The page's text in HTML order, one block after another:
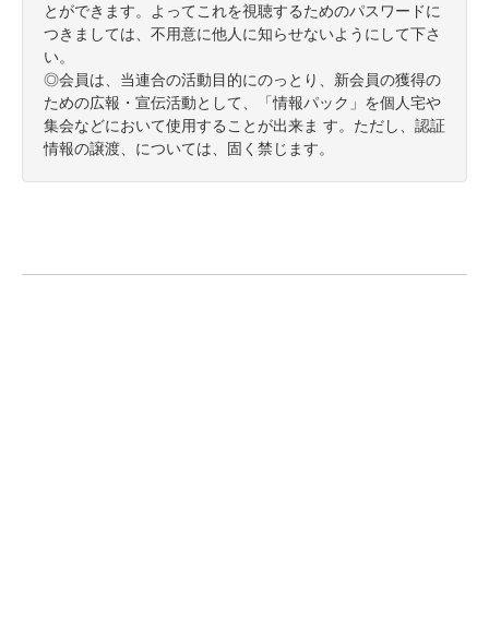
とができます。よってこれを視聴するためのパスワードに
つきましては、不用意に他人に知らせないようにして下さ
い。
◎会員は、当連合の活動目的にのっとり、新会員の獲得の
ための広報・宣伝活動として、「情報パック」を個人宅や
集会などにおいて使用することが出来ま す。ただし、認証
情報の譲渡、については、固く禁じます。